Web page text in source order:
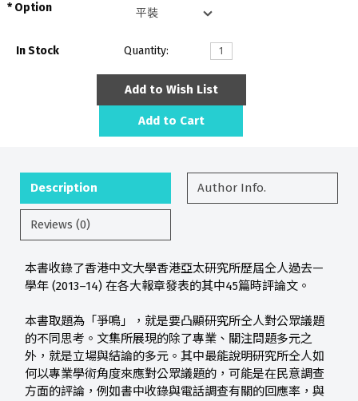
Option
In Stock Quantity:
Add to Wish List
Add to Cart
Description Author Info.
Reviews (0)
本書收錄了香港中文大學香港亞太研究所歷屆仝人過去一
學年 (2013–14) 在各大報章發表的其中45篇時評論文。
本書取題為「爭鳴」，就是要凸顯研究所仝人對公眾議題
的不同思考。文集所展現的除了專業、關注問題多元之
外，就是立場與結論的多元。其中最能說明研究所仝人如
何以專業學術角度來應對公眾議題的，可能是在民意調查
方面的評論，例如書中收錄與電話調查有關的回應率，與